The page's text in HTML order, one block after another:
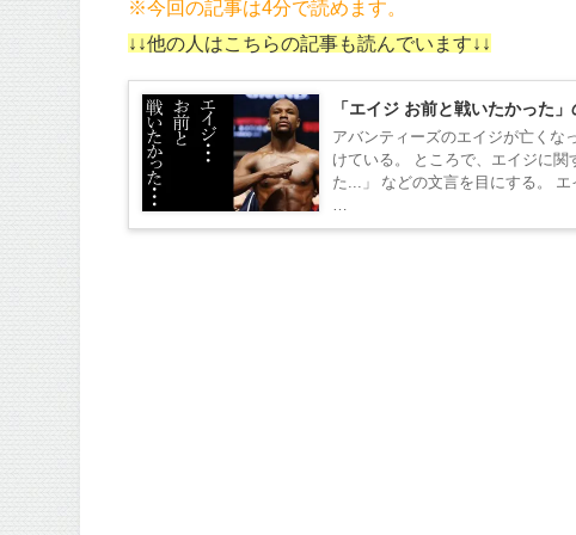
※今回の記事は4分で読めます。
↓↓他の人はこちらの記事も読んでいます↓↓
「エイジ お前と戦いたかった
アバンティーズのエイジが亡くな
けている。 ところで、エイジに
た...」 などの文言を目にする。